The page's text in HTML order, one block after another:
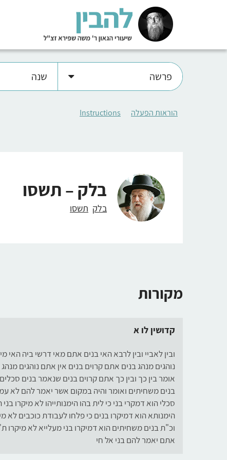
פרשה שנה
הוראות הפעלה Instructions
בלק – תשסו
בלק תשסו
מקורות
קדושין לו א
ובין לאביי ובין לרבא האי בנים אתם מאי דרשי ביה
נוהגים מנהג בנים אתם קרוים בנים אין אתם נוהגים
אומר בין כך ובין כך אתם קרוים בנים שנאמר בנים
בנים משחיתים ואומר והיה במקום אשר יאמר להם לא
סכלי הוא דמקרי בני כי לית בהו הימנותייהו לא מיקרו
הימנותא הוא דמיקרו בנים כי פלחו לעבודת כוכבים
וכ"ת בנים משחיתים הוא דמיקרו בני מעלייא לא
אתם יאמר להם בני אל חי